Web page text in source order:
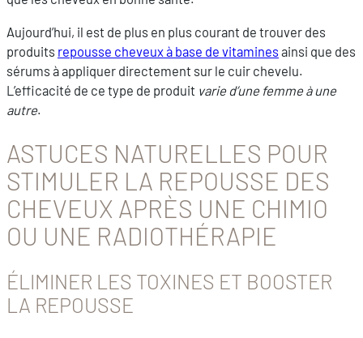
Aujourd’hui, il est de plus en plus courant de trouver des
produits repousse cheveux à base de vitaminesainsi que des
sérums à appliquer directement sur le cuir chevelu.
L’efficacité de ce type de produit varie d’une femme à une
autre.
ASTUCES NATURELLES POUR
STIMULER LA REPOUSSE DES
CHEVEUX APRÈS UNE CHIMIO
OU UNE RADIOTHÉRAPIE
ÉLIMINER LES TOXINES ET BOOSTER
LA REPOUSSE